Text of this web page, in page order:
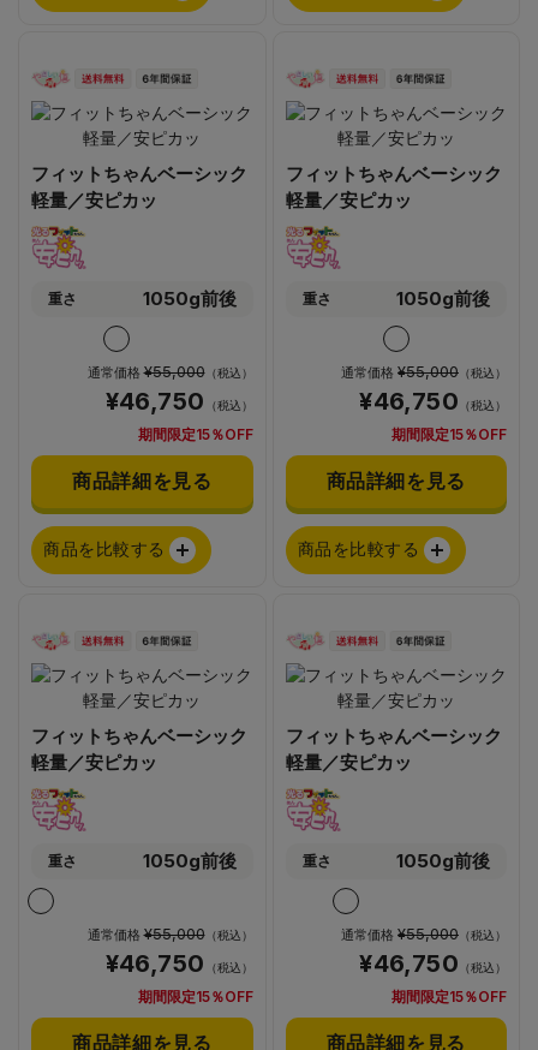
フィットちゃんベーシック
軽量／安ピカッ
重さ 1050g前後
通常価格¥55,000（税込）
¥46,750 （税込）
期間限定15％OFF
商品詳細を見る
商品を比較する
フィットちゃんベーシック
軽量／安ピカッ
重さ 1050g前後
通常価格 ¥55,000 （税込）
¥46,750 （税込）
期間限定15％OFF
商品詳細を見る
商品を比較する
フィットちゃんベーシック
軽量／安ピカッ
重さ 1050g前後
通常価格¥55,000（税込）
¥46,750 （税込）
期間限定15％OFF
商品詳細を見る
フィットちゃんベーシック
軽量／安ピカッ
重さ 1050g前後
通常価格 ¥55,000 （税込）
¥46,750 （税込）
期間限定15％OFF
商品詳細を見る